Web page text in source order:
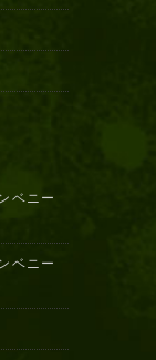
ベニー
ベニー